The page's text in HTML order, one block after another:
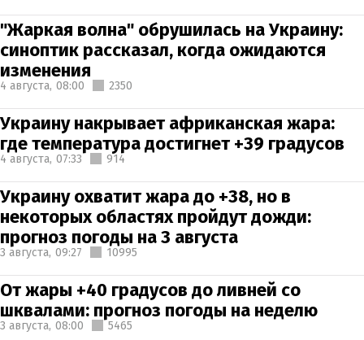
"Жаркая волна" обрушилась на Украину:
синоптик рассказал, когда ожидаются
изменения
4 августа, 08:00 2350
Украину накрывает африканская жара:
где температура достигнет +39 градусов
4 августа, 07:33 914
Украину охватит жара до +38, но в
некоторых областях пройдут дожди:
прогноз погоды на 3 августа
3 августа, 09:27 10995
От жары +40 градусов до ливней со
шквалами: прогноз погоды на неделю
3 августа, 08:00 5465